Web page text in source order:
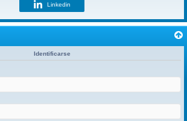
Linkedin
Identificarse